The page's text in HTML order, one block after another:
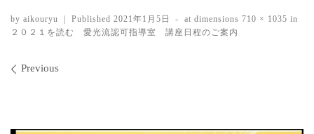
by aikouryu | Published 2021年1月5日 - at dimensions 710 × 1035 in
２０２１を読む 愛光流認可指導室 講座日程のご案内
Images navigation
Previous